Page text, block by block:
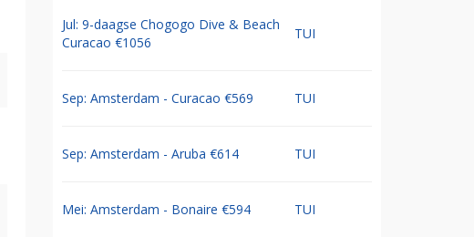
Jul: 9-daagse Chogogo Dive & Beach
Curacao €1056
TUI
Sep: Amsterdam - Curacao €569 TUI
Sep: Amsterdam - Aruba €614 TUI
Mei: Amsterdam - Bonaire €594 TUI